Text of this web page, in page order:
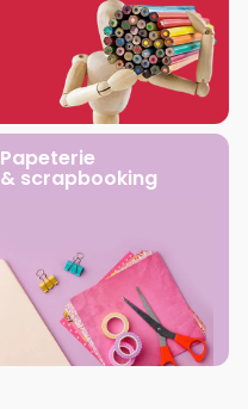
Papeterie
& scrapbooking